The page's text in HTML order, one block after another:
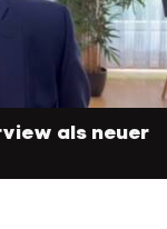
als neuer